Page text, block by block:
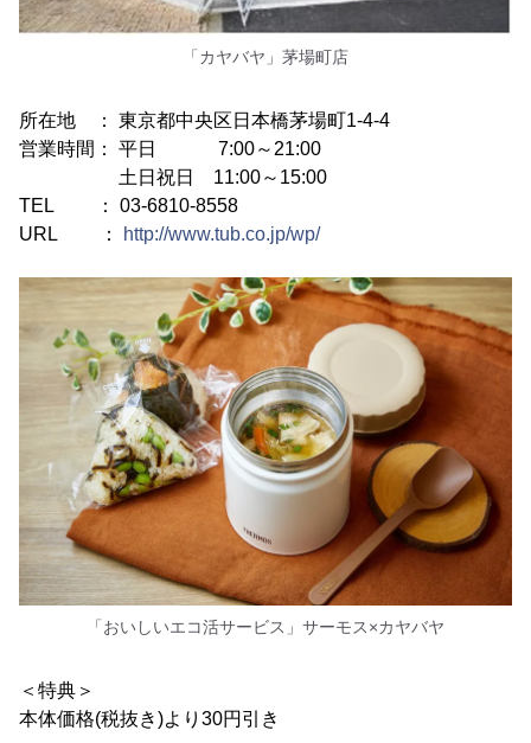
「カヤバヤ」茅場町店
所在地 ： 東京都中央区日本橋茅場町1-4-4
営業時間： 平日 7:00～21:00
土日祝日 11:00～15:00
TEL ： 03-6810-8558
URL ：
http://www.tub.co.jp/wp/
「おいしいエコ活サービス」サーモス×カヤバヤ
＜特典＞
本体価格(税抜き)より30円引き